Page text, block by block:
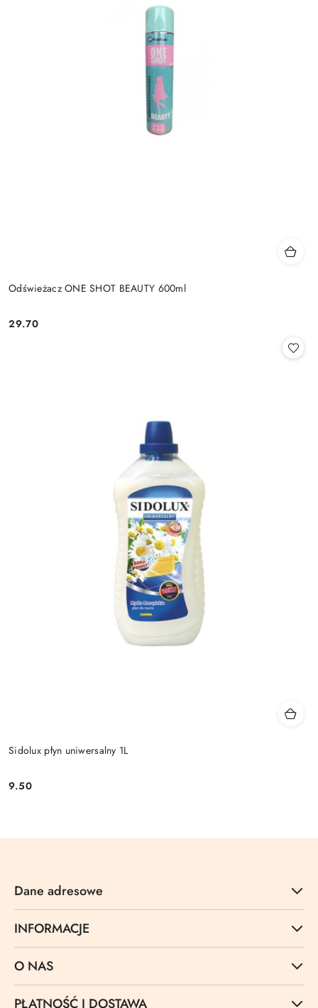
Odświeżacz ONE SHOT BEAUTY 600ml
Cena:
29.70
Sidolux płyn uniwersalny 1L
Cena:
9.50
Dane adresowe
INFORMACJE
O NAS
PŁATNOŚĆ I DOSTAWA